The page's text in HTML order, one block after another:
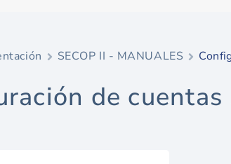
SECOP II - MANUALES
de cuentas